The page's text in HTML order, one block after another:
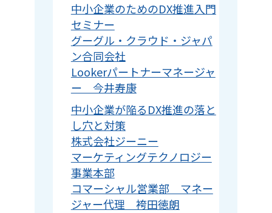
中小企業のためのDX推進入門
セミナー
グーグル・クラウド・ジャパ
ン合同会社
Lookerパートナーマネージャ
ー 今井寿康
中小企業が陥るDX推進の落と
し穴と対策
株式会社ジーニー
マーケティングテクノロジー
事業本部
コマーシャル営業部 マネー
ジャー代理 袴田徳朗